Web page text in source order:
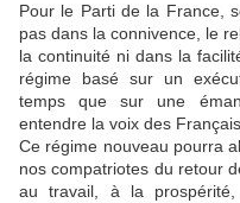
Pour le Parti de la France,
pas dans la connivence, le
la continuité ni dans la
régime basé sur un
temps que sur une
entendre la voix des Français.
Ce régime nouveau pourra
nos compatriotes du retour
au travail, à la